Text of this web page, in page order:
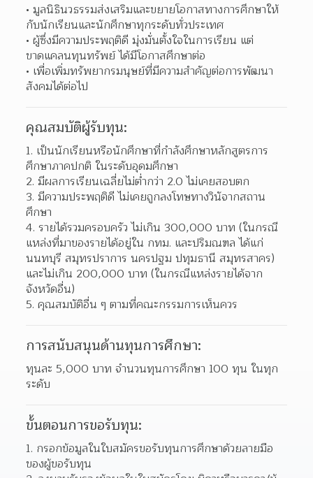
มูลนิธินวธรรมส่งเสริมและขยายโอกาสทางการศึกษาให้
กับนักเรียนและนักศึกษาทุกระดับทั่วประเทศ
ผู้ซึ่งมีความประพฤติดี มุ่งมั่นตั้งใจในการเรียน แต่
ขาดแคลนทุนทรัพย์ ได้มีโอกาสศึกษาต่อ
เพื่อเพิ่มทรัพยากรมนุษย์ที่มีความสำคัญต่อการพัฒนา
สังคมได้ต่อไป
คุณสมบัติผู้รับทุน:
เป็นนักเรียนหรือนักศึกษาที่กำลังศึกษาหลักสูตรการ
ศึกษาภาคปกติ ในระดับอุดมศึกษา
มีผลการเรียนเฉลี่ยไม่ต่ำกว่า 2.0 ไม่เคยสอบตก
มีความประพฤติดี ไม่เคยถูกลงโทษทางวินัจากสถาน
ศึกษา
รายได้รวมครอบครัว ไม่เกิน 300,000 บาท (ในกรณี
แหล่งที่มาของรายได้อยู่ใน กทม. และปริมณฑล ได้แก่
นนทบุรี สมุทรปราการ นครปฐม ปทุมธานี สมุทรสาคร)
และไม่เกิน 200,000 บาท (ในกรณีแหล่งรายได้จาก
จังหวัดอื่น)
คุณสมบัติอื่น ๆ ตามที่คณะกรรมการเห็นควร
การสนับสนุนด้านทุนการศึกษา:
ทุนละ 5,000 บาท จำนวนทุนการศึกษา 100 ทุน ในทุก
ระดับ
ขั้นตอนการขอรับทุน:
กรอกข้อมูลในใบสมัครขอรับทุนการศึกษาด้วยลายมือ
ของผู้ขอรับทุน